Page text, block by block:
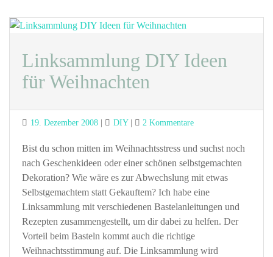
Linksammlung DIY Ideen
für Weihnachten
Posted
19. Dezember 2008 Categories
DIY 2 Kommentarezu
DIY
Ideen
für
Bist du schon mitten im Weihnachtsstress und suchst noch
nach Geschenkideen oder einer schönen selbstgemachten
Dekoration? Wie wäre es zur Abwechslung mit etwas
Selbstgemachtem statt Gekauftem? Ich habe eine
Linksammlung mit verschiedenen Bastelanleitungen und
Rezepten zusammengestellt, um dir dabei zu helfen. Der
Vorteil beim Basteln kommt auch die richtige
Weihnachtsstimmung auf. Die Linksammlung wird